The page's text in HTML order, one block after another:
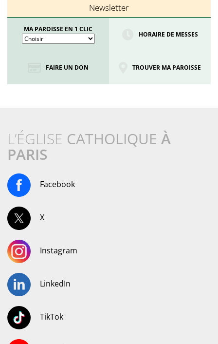
Newsletter
MA PAROISSE EN 1 CLIC
HORAIRE DE MESSES
FAIRE UN DON TROUVER MA PAROISSE
L’ÉGLISE CATHOLIQUE À
PARIS
Facebook
X
Instagram
LinkedIn
TikTok